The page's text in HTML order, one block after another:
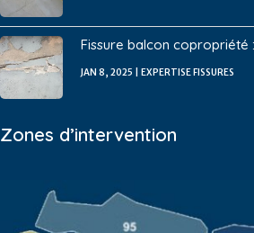
Fissure balcon copropriété
JAN 8, 2025 EXPERTISE FISSURES
Zones d’intervention